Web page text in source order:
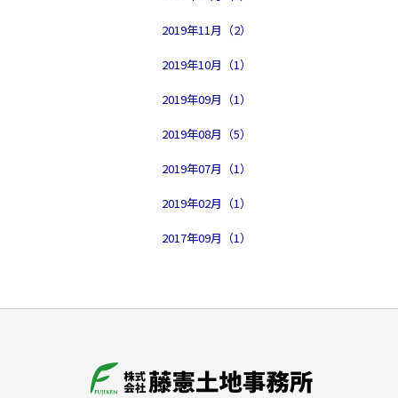
2019年11月（2）
2019年10月（1）
2019年09月（1）
2019年08月（5）
2019年07月（1）
2019年02月（1）
2017年09月（1）